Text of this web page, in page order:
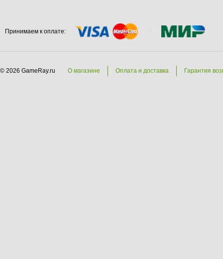
Принимаем к оплате:
© 2026 GameRay.ru О магазине Оплата и доставка Гарантия